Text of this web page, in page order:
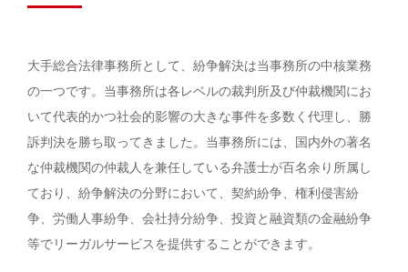
大手総合法律事務所として、紛争解決は当事務所の中核業務
の一つです。当事務所は各レベルの裁判所及び仲裁機関にお
いて代表的かつ社会的影響の大きな事件を多数く代理し、勝
訴判決を勝ち取ってきました。当事務所には、国内外の著名
な仲裁機関の仲裁人を兼任している弁護士が百名余り所属し
ており、紛争解決の分野において、契約紛争、権利侵害紛
争、労働人事紛争、会社持分紛争、投資と融資類の金融紛争
等でリーガルサービスを提供することができます。